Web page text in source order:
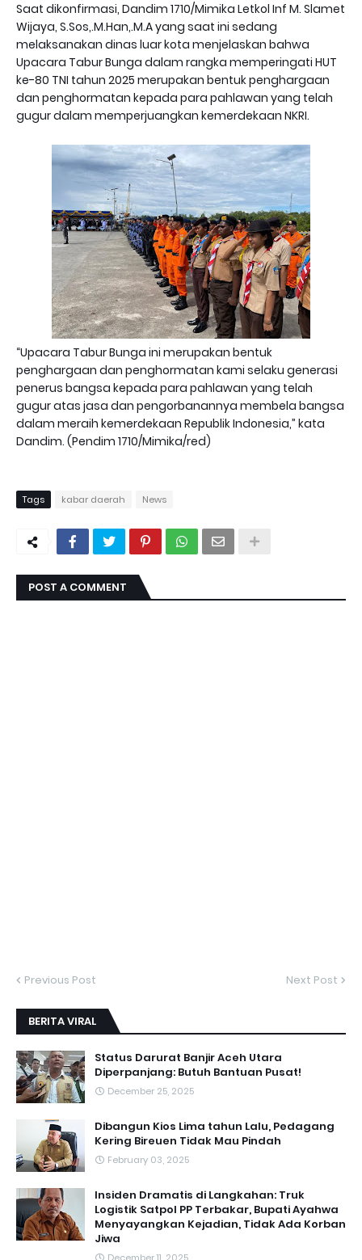
Saat dikonfirmasi, Dandim 1710/Mimika Letkol Inf M. Slamet
Wijaya, S.Sos,.M.Han,.M.A yang saat ini sedang
melaksanakan dinas luar kota menjelaskan bahwa
Upacara Tabur Bunga dalam rangka memperingati HUT
ke-80 TNI tahun 2025 merupakan bentuk penghargaan
dan penghormatan kepada para pahlawan yang telah
gugur dalam memperjuangkan kemerdekaan NKRI.
“Upacara Tabur Bunga ini merupakan bentuk
penghargaan dan penghormatan kami selaku generasi
penerus bangsa kepada para pahlawan yang telah
gugur atas jasa dan pengorbanannya membela bangsa
dalam meraih kemerdekaan Republik Indonesia,” kata
Dandim. (Pendim 1710/Mimika/red)
Tags kabar daerah News
POST A COMMENT
Previous Post Next Post
BERITA VIRAL
Status Darurat Banjir Aceh Utara
Diperpanjang: Butuh Bantuan Pusat!
December 25, 2025
Dibangun Kios Lima tahun Lalu, Pedagang
Kering Bireuen Tidak Mau Pindah
February 03, 2025
Insiden Dramatis di Langkahan: Truk
Logistik Satpol PP Terbakar, Bupati Ayahwa
Menyayangkan Kejadian, Tidak Ada Korban
Jiwa